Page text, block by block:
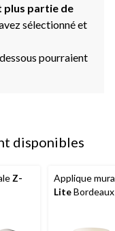
plus partie de
sélectionné et
pourraient
disponibles
Z-
Applique
LiteBordeaux